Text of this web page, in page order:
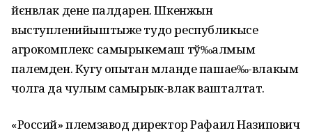
йєнвлак дене палдарен. Шкенжын
выступленийыштыже тудо республикысе
агрокомплекс самырыкемаш тў‰алмым
палемден. Кугу опытан мланде пашае‰-влакым
чолга да чулым самырык-влак вашталтат.
«Россий» племзавод директор Рафаил Назипович